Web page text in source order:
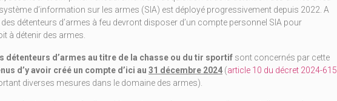
d’information sur les armes (SIA) est déployé progressivement depuis 2022. A
des détenteurs d’armes à feu devront disposer d’un compte personnel SIA pour
à détenir des armes.
détenteurs d’armes au titre de la chasse ou du tir sportif sont concernés par cette
d’y avoir créé un compte d’ici au 31 décembre 2024 (article 10 du décret 2024-615
diverses mesures dans le domaine des armes).